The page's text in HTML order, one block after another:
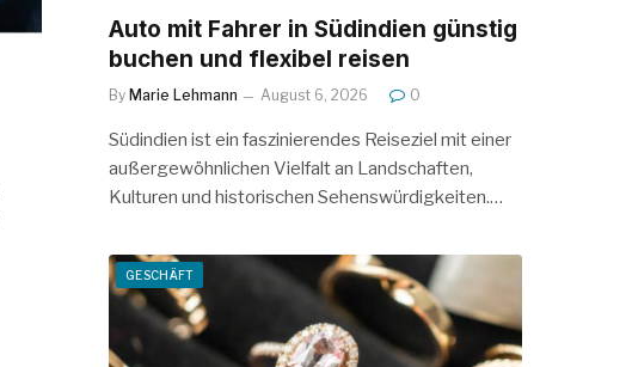
Auto mit Fahrer in Südindien günstig
buchen und flexibel reisen
By Marie Lehmann August 6, 2026 0
Südindien ist ein faszinierendes Reiseziel mit einer
außergewöhnlichen Vielfalt an Landschaften,
Kulturen und historischen Sehenswürdigkeiten.…
GESCHÄFT